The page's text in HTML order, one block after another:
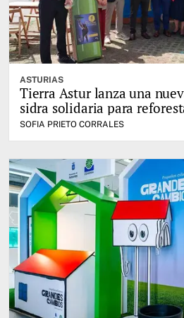
ASTURIAS
Tierra Astur lanza una
sidra solidaria para
SOFIA PRIETO CORRALES